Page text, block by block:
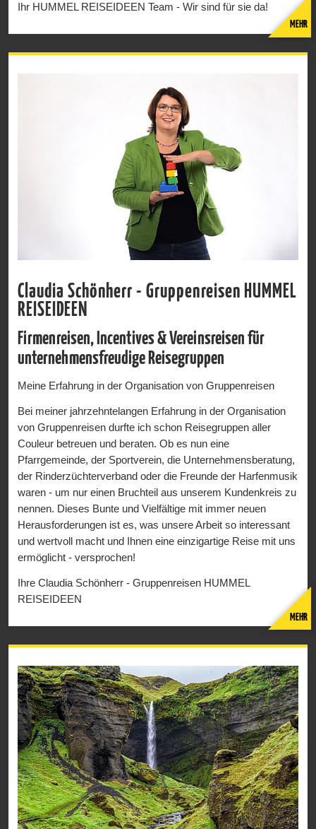
Ihr HUMMEL REISEIDEEN Team - Wir sind für sie da!
MEHR
Claudia Schönherr - Gruppenreisen HUMMEL
REISEIDEEN
Firmenreisen, Incentives & Vereinsreisen für
unternehmensfreudige Reisegruppen
Meine Erfahrung in der Organisation von Gruppenreisen
Bei meiner jahrzehntelangen Erfahrung in der Organisation
von Gruppenreisen durfte ich schon Reisegruppen aller
Couleur betreuen und beraten. Ob es nun eine
Pfarrgemeinde, der Sportverein, die Unternehmensberatung,
der Rinderzüchterverband oder die Freunde der Harfenmusik
waren - um nur einen Bruchteil aus unserem Kundenkreis zu
nennen. Dieses Bunte und Vielfältige mit immer neuen
Herausforderungen ist es, was unsere Arbeit so interessant
und wertvoll macht und Ihnen eine einzigartige Reise mit uns
ermöglicht - versprochen!
Ihre Claudia Schönherr - Gruppenreisen HUMMEL
REISEIDEEN
MEHR